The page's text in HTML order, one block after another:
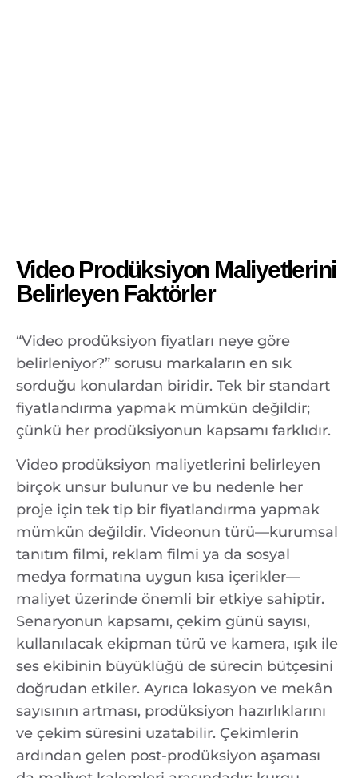
Video Prodüksiyon Maliyetlerini
Belirleyen Faktörler
“Video prodüksiyon fiyatları neye göre
belirleniyor?” sorusu markaların en sık
sorduğu konulardan biridir. Tek bir standart
fiyatlandırma yapmak mümkün değildir;
çünkü her prodüksiyonun kapsamı farklıdır.
Video prodüksiyon maliyetlerini belirleyen
birçok unsur bulunur ve bu nedenle her
proje için tek tip bir fiyatlandırma yapmak
mümkün değildir. Videonun türü—kurumsal
tanıtım filmi, reklam filmi ya da sosyal
medya formatına uygun kısa içerikler—
maliyet üzerinde önemli bir etkiye sahiptir.
Senaryonun kapsamı, çekim günü sayısı,
kullanılacak ekipman türü ve kamera, ışık ile
ses ekibinin büyüklüğü de sürecin bütçesini
doğrudan etkiler. Ayrıca lokasyon ve mekân
sayısının artması, prodüksiyon hazırlıklarını
ve çekim süresini uzatabilir. Çekimlerin
ardından gelen post-prodüksiyon aşaması